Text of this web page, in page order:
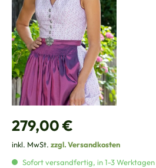
Regulärer Preis:
279,00 €
inkl. MwSt. zzgl. Versandkosten
Sofort versandfertig, in 1-3 Werktagen